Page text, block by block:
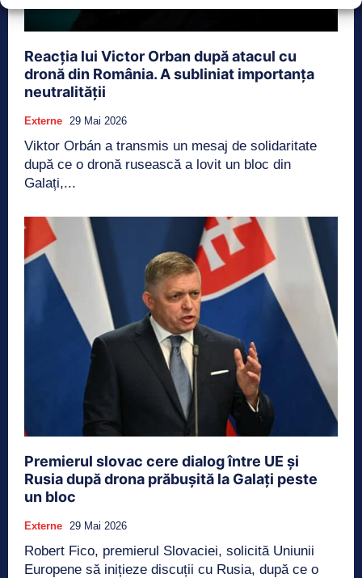
Reacția lui Victor Orban după atacul cu
dronă din România. A subliniat importanța
neutralității
Externe 29 Mai 2026
Viktor Orbán a transmis un mesaj de solidaritate
după ce o dronă rusească a lovit un bloc din
Galați,...
Premierul slovac cere dialog între UE și
Rusia după drona prăbușită la Galați peste
un bloc
Externe 29 Mai 2026
Robert Fico, premierul Slovaciei, solicită Uniunii
Europene să inițieze discuții cu Rusia, după ce o